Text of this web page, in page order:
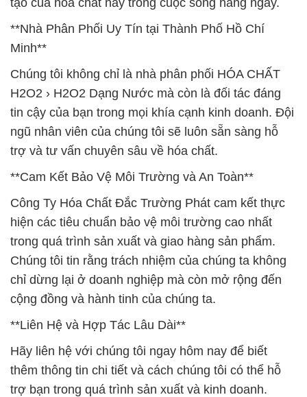
tạo của hóa chất này trong cuộc sống hàng ngày.
**Nhà Phân Phối Uy Tín tại Thành Phố Hồ Chí
Minh**
Chúng tôi không chỉ là nhà phân phối HÓA CHẤT
H2O2 › H2O2 Dạng Nước mà còn là đối tác đáng
tin cậy của bạn trong mọi khía cạnh kinh doanh. Đội
ngũ nhân viên của chúng tôi sẽ luôn sẵn sàng hỗ
trợ và tư vấn chuyên sâu về hóa chất.
**Cam Kết Bảo Vệ Môi Trường và An Toàn**
Công Ty Hóa Chất Đắc Trường Phát cam kết thực
hiện các tiêu chuẩn bảo vệ môi trường cao nhất
trong quá trình sản xuất và giao hàng sản phẩm.
Chúng tôi tin rằng trách nhiệm của chúng ta không
chỉ dừng lại ở doanh nghiệp mà còn mở rộng đến
cộng đồng và hành tinh của chúng ta.
**Liên Hệ và Hợp Tác Lâu Dài**
Hãy liên hệ với chúng tôi ngay hôm nay để biết
thêm thông tin chi tiết và cách chúng tôi có thể hỗ
trợ bạn trong quá trình sản xuất và kinh doanh.